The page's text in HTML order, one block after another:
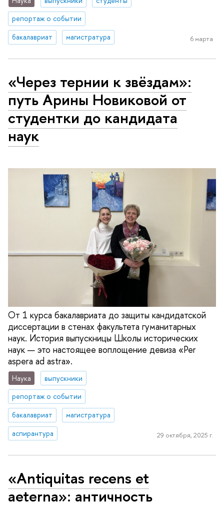
репортаж о событии
бакалавриат
магистратура 6 марта
«Через тернии к звёздам»:
путь Арины Новиковой от
студентки до кандидата
наук
От 1 курса бакалавриата до защиты кандидатской
диссертации в стенах факультета гуманитарных
наук. История выпускницы Школы исторических
наук — это настоящее воплощение девиза «Per
aspera ad astra».
Наука
выпускники
репортаж о событии
бакалавриат
магистратура
аспирантура
29 октября, 2025 г.
«Antiquitas recens et
aeterna»: античность